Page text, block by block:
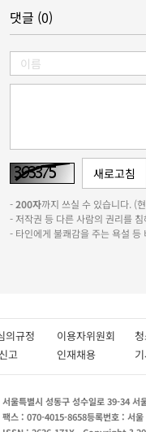
댓글 (0)
-200자까지 쓰실 수 있습니다.
- 저작권 등 다른 사람의 권리를
- 타인에게 불쾌감을 주는 욕설 등
의규정 이용자위원회
신고 인재채용
서울특별시 성동구 성수일로 39-34
팩스 : 070-4015-8658등록번호 : 서